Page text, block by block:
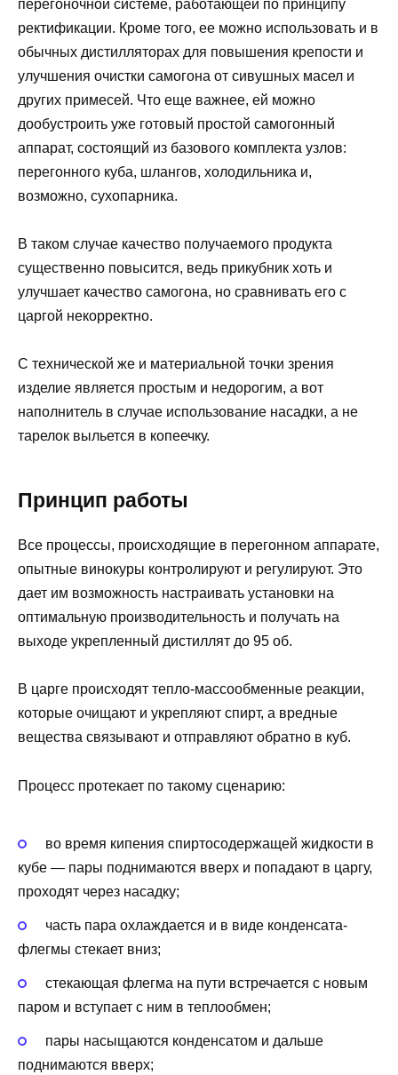
перегоночной системе, работающей по принципу
ректификации. Кроме того, ее можно использовать и в
обычных дистилляторах для повышения крепости и
улучшения очистки самогона от сивушных масел и
других примесей. Что еще важнее, ей можно
дообустроить уже готовый простой самогонный
аппарат, состоящий из базового комплекта узлов:
перегонного куба, шлангов, холодильника и,
возможно, сухопарника.
В таком случае качество получаемого продукта
существенно повысится, ведь прикубник хоть и
улучшает качество самогона, но сравнивать его с
царгой некорректно.
С технической же и материальной точки зрения
изделие является простым и недорогим, а вот
наполнитель в случае использование насадки, а не
тарелок выльется в копеечку.
Принцип работы
Все процессы, происходящие в перегонном аппарате,
опытные винокуры контролируют и регулируют. Это
дает им возможность настраивать установки на
оптимальную производительность и получать на
выходе укрепленный дистиллят до 95 об.
В царге происходят тепло-массообменные реакции,
которые очищают и укрепляют спирт, а вредные
вещества связывают и отправляют обратно в куб.
Процесс протекает по такому сценарию:
во время кипения спиртосодержащей жидкости в
кубе — пары поднимаются вверх и попадают в царгу,
проходят через насадку;
часть пара охлаждается и в виде конденсата-
флегмы стекает вниз;
стекающая флегма на пути встречается с новым
паром и вступает с ним в теплообмен;
пары насыщаются конденсатом и дальше
поднимаются вверх;